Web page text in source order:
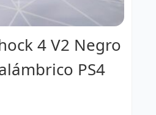
4 V2 Negro
PS4